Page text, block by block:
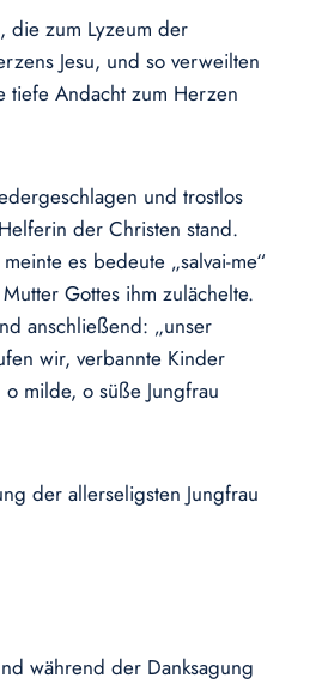
die zum Lyzeum der
Jesu, und so verweilten
tiefe Andacht zum Herzen
und trostlos
der Christen stand.
es bedeute „salvai-me“
Gottes ihm zulächelte.
anschließend: „unser
wir, verbannte Kinder
milde, o süße Jungfrau
der allerseligsten Jungfrau
während der Danksagung